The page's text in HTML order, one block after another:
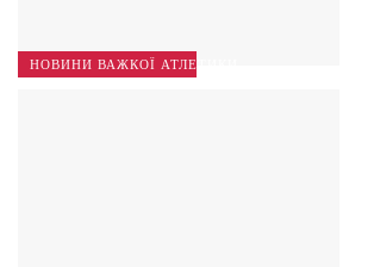
НОВИНИ ВАЖКОЇ АТЛЕТИКИ